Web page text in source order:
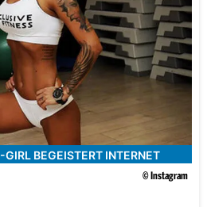
BEGEISTERT INTERNET
© Instagram